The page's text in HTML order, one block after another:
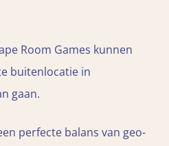
Room Games kunnen
buitenlocatie in
gaan.
perfecte balans van geo-